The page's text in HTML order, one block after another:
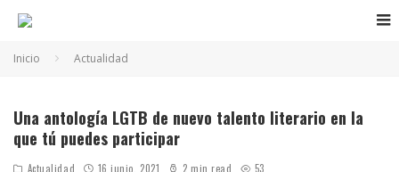
Inicio Actualidad
Una antología LGTB de nuevo talento literario en la
que tú puedes participar
Actualidad 16 junio, 2021 2 min read 53